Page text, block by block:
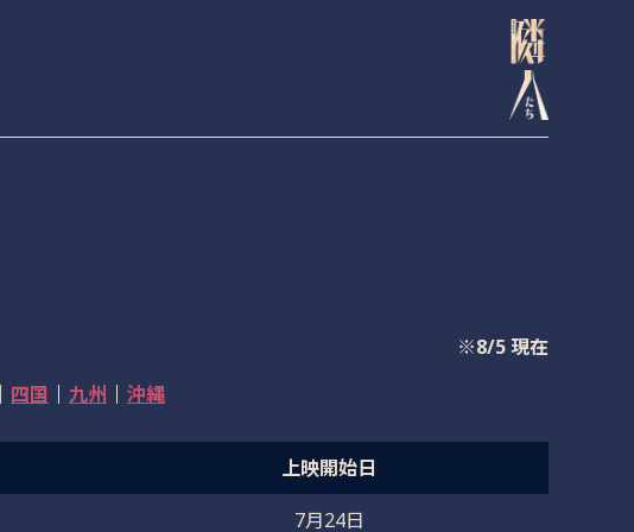
※8/5 現在
四国 九州 沖縄
上映開始日
7月24日